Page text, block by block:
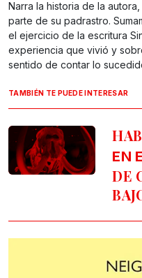
Narra la historia de la
parte de su padrastro.
el ejercicio de la escritura
experiencia que vivió y
sentido de contar lo
TAMBIÉN TE PUEDE INTERESAR
EN
DE